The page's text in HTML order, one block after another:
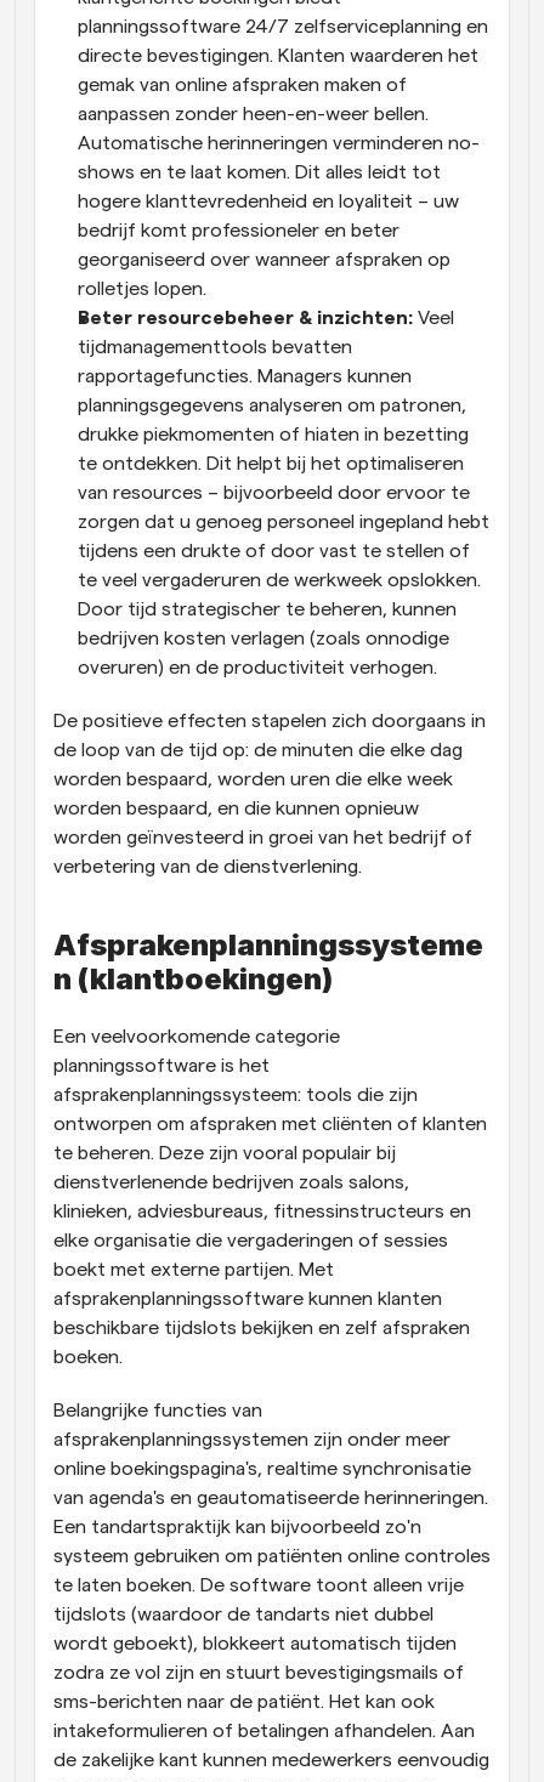
planningssoftware 24/7 zelfserviceplanning en
directe bevestigingen. Klanten waarderen het
gemak van online afspraken maken of
aanpassen zonder heen-en-weer bellen.
Automatische herinneringen verminderen no-
shows en te laat komen. Dit alles leidt tot
hogere klanttevredenheid en loyaliteit – uw
bedrijf komt professioneler en beter
georganiseerd over wanneer afspraken op
rolletjes lopen.
Beter resourcebeheer & inzichten: Veel
tijdmanagementtools bevatten
rapportagefuncties. Managers kunnen
planningsgegevens analyseren om patronen,
drukke piekmomenten of hiaten in bezetting
te ontdekken. Dit helpt bij het optimaliseren
van resources – bijvoorbeeld door ervoor te
zorgen dat u genoeg personeel ingepland hebt
tijdens een drukte of door vast te stellen of
te veel vergaderuren de werkweek opslokken.
Door tijd strategischer te beheren, kunnen
bedrijven kosten verlagen (zoals onnodige
overuren) en de productiviteit verhogen.
De positieve effecten stapelen zich doorgaans in
de loop van de tijd op: de minuten die elke dag
worden bespaard, worden uren die elke week
worden bespaard, en die kunnen opnieuw
worden geïnvesteerd in groei van het bedrijf of
verbetering van de dienstverlening.
Afsprakenplanningssysteme
n (klantboekingen)
Een veelvoorkomende categorie
planningssoftware is het
afsprakenplanningssysteem: tools die zijn
ontworpen om afspraken met cliënten of klanten
te beheren. Deze zijn vooral populair bij
dienstverlenende bedrijven zoals salons,
klinieken, adviesbureaus, fitnessinstructeurs en
elke organisatie die vergaderingen of sessies
boekt met externe partijen. Met
afsprakenplanningssoftware kunnen klanten
beschikbare tijdslots bekijken en zelf afspraken
boeken.
Belangrijke functies van
afsprakenplanningssystemen zijn onder meer
online boekingspagina's, realtime synchronisatie
van agenda's en geautomatiseerde herinneringen.
Een tandartspraktijk kan bijvoorbeeld zo'n
systeem gebruiken om patiënten online controles
te laten boeken. De software toont alleen vrije
tijdslots (waardoor de tandarts niet dubbel
wordt geboekt), blokkeert automatisch tijden
zodra ze vol zijn en stuurt bevestigingsmails of
sms-berichten naar de patiënt. Het kan ook
intakeformulieren of betalingen afhandelen. Aan
de zakelijke kant kunnen medewerkers eenvoudig